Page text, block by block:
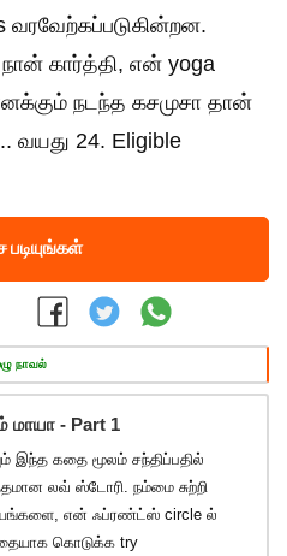
வரவேற்கப்படுகின்றன.
கார்த்தி, என் yoga
நடந்த கசமுசா தான்
வயது 24. Eligible
நாவல்
மாயா - Part 1
இந்த கதை மூலம் சந்திப்பதில்
லவ் ஸ்டோரி. நம்மை சுற்றி
என் ஃப்ரண்ட்ஸ் circle ல்
கொடுக்க try